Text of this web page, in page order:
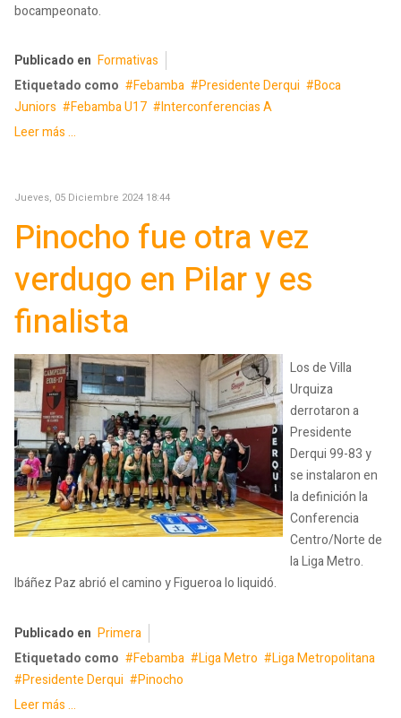
bocampeonato.
Publicado en Formativas
Etiquetado como
Febamba Presidente Derqui
Boca
Juniors
Febamba U17
Interconferencias A
Leer más ...
Jueves, 05 Diciembre 2024 18:44
Pinocho fue otra vez
verdugo en Pilar y es
finalista
Los de Villa
Urquiza
derrotaron a
Presidente
Derqui 99-83 y
se instalaron en
la definición la
Conferencia
Centro/Norte de
la Liga Metro.
Ibáñez Paz abrió el camino y Figueroa lo liquidó.
Publicado en Primera
Etiquetado como
Febamba Liga Metro
Liga Metropolitana
Presidente Derqui
Pinocho
Leer más ...